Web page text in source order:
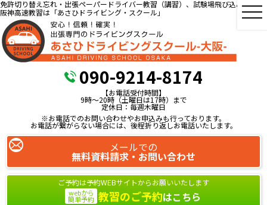
免許切り替え忘れ・出張ペーパードライバー教習（講習）、試験場飛び込み教習、
阪神高速教習は「あさひドライビング・スクール」
090-9214-8174
【お電話受付時間】
9時～20時（土曜日は17時）まで
定休日：毎週木曜日
※お電話でのお問い合わせやお申込みも行っております。
お電話が繋がらない場合には、後程折り返しお電話いたします。
メールでの
無料資料請求・お問い合わせ
ご予約は予約WEBサイトからお願いいたします
webから
簡単予約 教習のご予約はこちら